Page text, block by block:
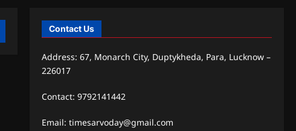
Contact Us
Address: 67, Monarch City, Duptykheda, Para, Lucknow –
226017
Contact: 9792141442
Email: timesarvoday@gmail.com